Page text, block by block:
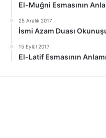
El-Muğni Esmasının
25 Aralık 2017
İsmi Azam Duası
15 Eylül 2017
El-Latif Esmasının